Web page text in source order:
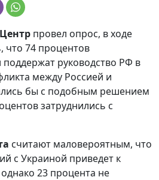
провел опрос, в ходе
что 74 процентов
руководство РФ в
между Россией и
бы с подобным решением
затруднились с
считают маловероятным, что
с Украиной приведет к
23 процента не